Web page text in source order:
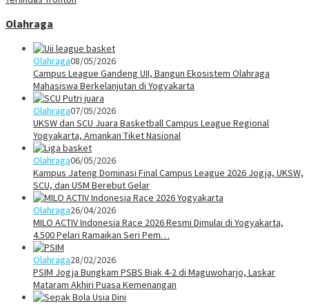
Olahraga
Olahraga08/05/2026
Campus League Gandeng UII, Bangun Ekosistem Olahraga
Mahasiswa Berkelanjutan di Yogyakarta
Olahraga07/05/2026
UKSW dan SCU Juara Basketball Campus League Regional
Yogyakarta, Amankan Tiket Nasional
Olahraga06/05/2026
Kampus Jateng Dominasi Final Campus League 2026 Jogja, UKSW,
SCU, dan USM Berebut Gelar
Olahraga26/04/2026
MILO ACTIV Indonesia Race 2026 Resmi Dimulai di Yogyakarta,
4.500 Pelari Ramaikan Seri Pem…
Olahraga28/02/2026
PSIM Jogja Bungkam PSBS Biak 4-2 di Maguwoharjo, Laskar
Mataram Akhiri Puasa Kemenangan